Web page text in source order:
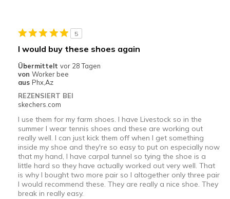
Geeignete Verwendung
Going Out
Travel
Width
Feels true to width
Sizing
Feels true to size
View On Shoes
I'm Into Shoes
5
I would buy these shoes again
Übermittelt vor 28 Tagen
von Worker bee
aus Phx,Az
REZENSIERT BEI
skechers.com
I use them for my farm shoes. I have Livestock so in the
summer I wear tennis shoes and these are working out
really well. I can just kick them off when I get something
inside my shoe and they're so easy to put on especially now
that my hand, I have carpal tunnel so tying the shoe is a
little hard so they have actually worked out very well. That
is why I bought two more pair so I altogether only three pair
I would recommend these. They are really a nice shoe. They
break in really easy.